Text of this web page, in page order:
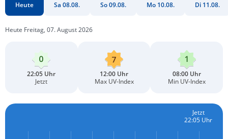
Heute Sa 08.08. So 09.08. Mo 10.08. Di 11.08.
Heute Freitag, 07. August 2026
22:05 Uhr
Jetzt
12:00 Uhr
Max UV-Index
08:00 Uhr
Min UV-Index
Jetzt
22:05 Uhr